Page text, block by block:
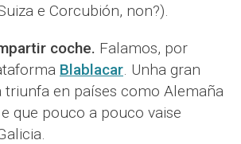
e Corcubión, non?).
coche. Falamos, por
Blablacar. Unha gran
triunfa en países como Alemaña
que pouco a pouco vaise